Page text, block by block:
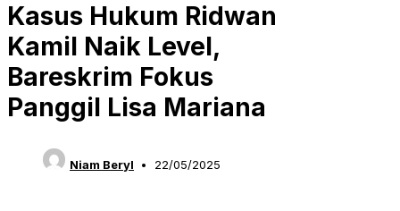
Kasus Hukum Ridwan
Kamil Naik Level,
Bareskrim Fokus
Panggil Lisa Mariana
Niam Beryl 22/05/2025